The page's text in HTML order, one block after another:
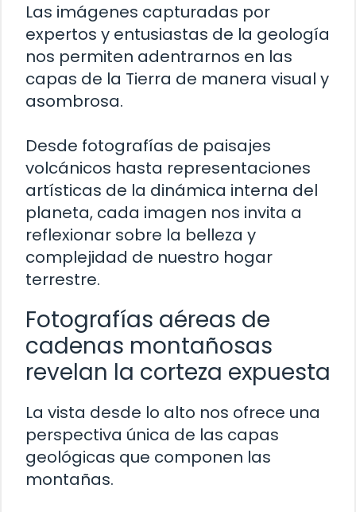
Las imágenes capturadas por
expertos y entusiastas de la geología
nos permiten adentrarnos en las
capas de la Tierra de manera visual y
asombrosa.
Desde fotografías de paisajes
volcánicos hasta representaciones
artísticas de la dinámica interna del
planeta, cada imagen nos invita a
reflexionar sobre la belleza y
complejidad de nuestro hogar
terrestre.
Fotografías aéreas de
cadenas montañosas
revelan la corteza expuesta
La vista desde lo alto nos ofrece una
perspectiva única de las capas
geológicas que componen las
montañas.